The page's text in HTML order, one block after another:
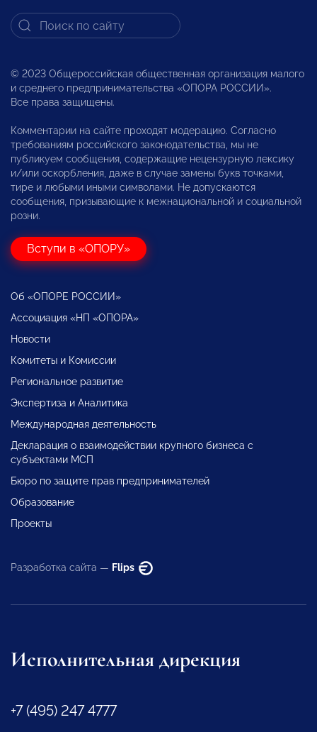
© 2023 Общероссийская общественная организация малого
и среднего предпринимательства «ОПОРА РОССИИ».
Все права защищены.
Комментарии на сайте проходят модерацию. Согласно
требованиям российского законодательства, мы не
публикуем сообщения, содержащие нецензурную лексику
и/или оскорбления, даже в случае замены букв точками,
тире и любыми иными символами. Не допускаются
сообщения, призывающие к межнациональной и социальной
розни.
Вступи в «ОПОРУ»
Об «ОПОРЕ РОССИИ»
Ассоциация «НП «ОПОРА»
Новости
Комитеты и Комиссии
Региональное развитие
Экспертиза и Аналитика
Международная деятельность
Декларация о взаимодействии крупного бизнеса с
субъектами МСП
Бюро по защите прав предпринимателей
Образование
Проекты
Разработка сайта — Flips
Исполнительная дирекция
+7 (495) 247 4777